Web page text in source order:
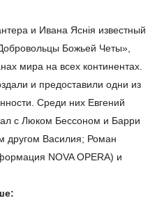
и Ивана Яснія известный
Божьей Четы»,
мира на всех континентах.
и предоставили одни из
Среди них Евгений
с Люком Бессоном и Барри
другом Василия; Роман
NOVA OPERA) и